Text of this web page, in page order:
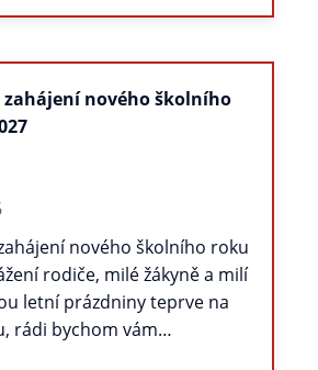
nového školního
nového školního roku
rodiče, milé žákyně a milí
letní prázdniny teprve na
rádi bychom vám…